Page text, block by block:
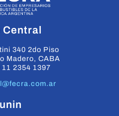
Central
340 2do Piso
Madero, CABA
2354 1397